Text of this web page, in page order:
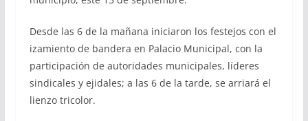
Desde las 6 de la mañana iniciaron los festejos con el
izamiento de bandera en Palacio Municipal, con la
participación de autoridades municipales, líderes
sindicales y ejidales; a las 6 de la tarde, se arriará el
lienzo tricolor.